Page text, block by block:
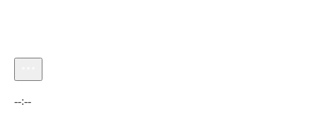
--:--